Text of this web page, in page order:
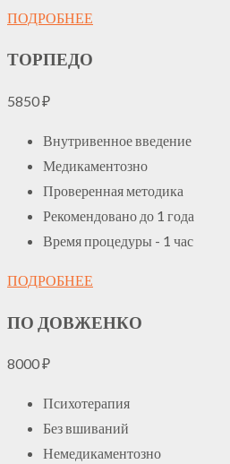
ПОДРОБНЕЕ
ТОРПЕДО
5850₽
Внутривенное введение
Медикаментозно
Проверенная методика
Рекомендовано до 1 года
Время процедуры - 1 час
ПОДРОБНЕЕ
ПО ДОВЖЕНКО
8000₽
Психотерапия
Без вшиваний
Немедикаментозно